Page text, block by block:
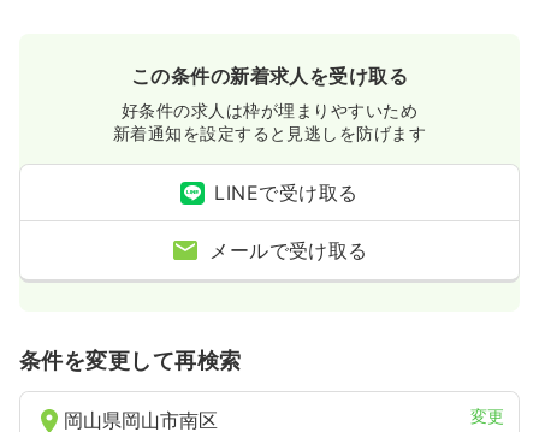
この条件の新着求人を受け取る
好条件の求人は枠が埋まりやすいため
新着通知を設定すると見逃しを防げます
LINEで受け取る
メールで受け取る
条件を変更して再検索
岡山県岡山市南区 変更